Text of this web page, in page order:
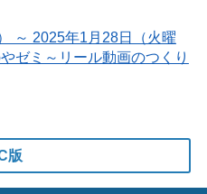
～ 2025年1月28日（火曜
ゼミ～リール動画のつくり
版